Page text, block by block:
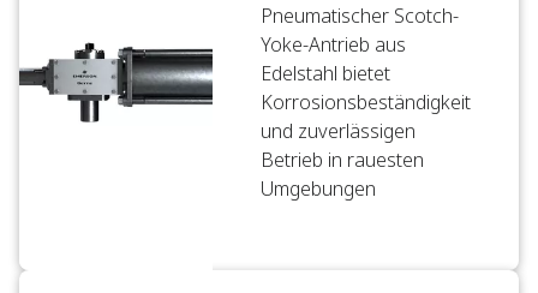
Pneumatischer Scotch-
Yoke-Antrieb aus
Edelstahl bietet
Korrosionsbeständigkeit
und zuverlässigen
Betrieb in rauesten
Umgebungen